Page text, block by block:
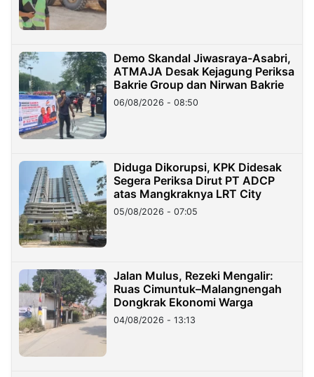
Demo Skandal Jiwasraya-Asabri,
ATMAJA Desak Kejagung Periksa
Bakrie Group dan Nirwan Bakrie
06/08/2026 - 08:50
Diduga Dikorupsi, KPK Didesak
Segera Periksa Dirut PT ADCP
atas Mangkraknya LRT City
05/08/2026 - 07:05
Jalan Mulus, Rezeki Mengalir:
Ruas Cimuntuk–Malangnengah
Dongkrak Ekonomi Warga
04/08/2026 - 13:13